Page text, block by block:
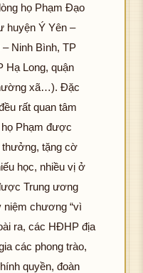
họ Phạm Đạo
huyện Ý Yên –
Ninh Bình, TP
Hạ Long, quận
xã…). Đặc
rất quan tâm
Phạm được
thưởng, tặng cờ
học, nhiều vị ở
Trung ương
niệm chương “vì
ra, các HĐHP địa
các phong trào,
quyền, đoàn